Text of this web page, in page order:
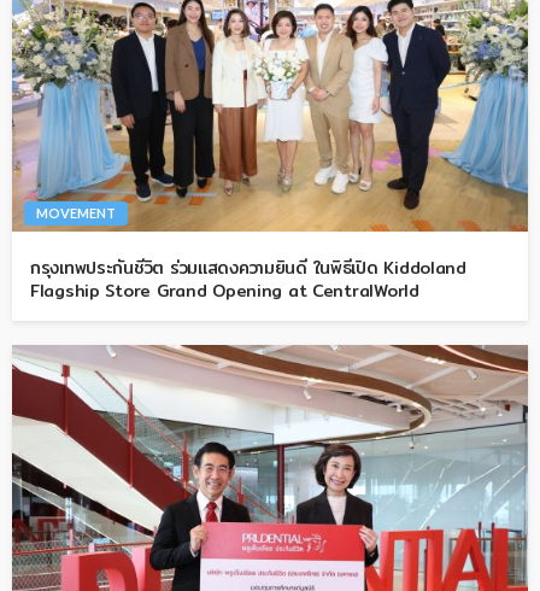
MOVEMENT
กรุงเทพประกันชีวิต ร่วมแสดงความยินดี ในพิธีเปิด Kiddoland
Flagship Store Grand Opening at CentralWorld